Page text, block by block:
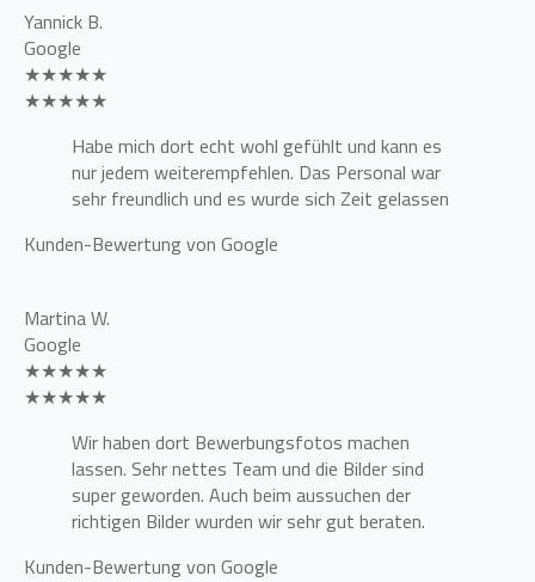
Yannick B.
Google
★★★★★
★★★★★
Habe mich dort echt wohl gefühlt und kann es
nur jedem weiterempfehlen. Das Personal war
sehr freundlich und es wurde sich Zeit gelassen
Kunden-Bewertung von Google
Martina W.
Google
★★★★★
★★★★★
Wir haben dort Bewerbungsfotos machen
lassen. Sehr nettes Team und die Bilder sind
super geworden. Auch beim aussuchen der
richtigen Bilder wurden wir sehr gut beraten.
Kunden-Bewertung von Google